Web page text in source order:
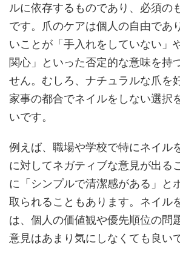
ルに依存するものであり、必須の
です。爪のケアは個人の自由であ
いことが「手入れをしていない」
関心」といった否定的な意味を持
せん。むしろ、ナチュラルな爪を
家事の都合でネイルをしない選択
いです。
例えば、職場や学校で特にネイル
に対してネガティブな意見が出る
に「シンプルで清潔感がある」と
取られることもあります。ネイル
は、個人の価値観や優先順位の問
意見はあまり気にしなくても良い